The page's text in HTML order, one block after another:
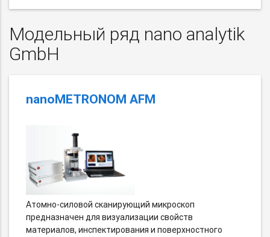
Модельный ряд nano analytik
GmbH
nanoMETRONOM AFM
Атомно-силовой сканирующий микроскоп
предназначен для визуализации свойств
материалов, инспектирования и поверхностного